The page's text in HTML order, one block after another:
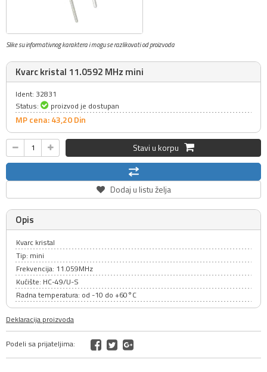
Slike su informativnog karaktera i mogu se razlikovati od proizvoda
Kvarc kristal 11.0592 MHz mini
Ident: 32831
Status:
proizvod je dostupan
MP cena: 43,20Din
Stavi u korpu
Dodaj u listu želja
Opis
Kvarc kristal
Tip: mini
Frekvencija: 11.059MHz
Kućište: HC-49/U-S
Radna temperatura: od -10 do +60°C
Deklaracija proizvoda
Podeli sa prijateljima: